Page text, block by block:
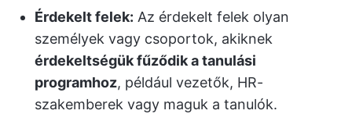
Érdekelt felek: Az érdekelt felek olyan
személyek vagy csoportok, akiknek
érdekeltségük fűződik a tanulási
programhoz, például vezetők, HR-
szakemberek vagy maguk a tanulók.